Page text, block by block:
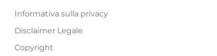
Informativa sulla privacy
Disclaimer Legale
Copyright